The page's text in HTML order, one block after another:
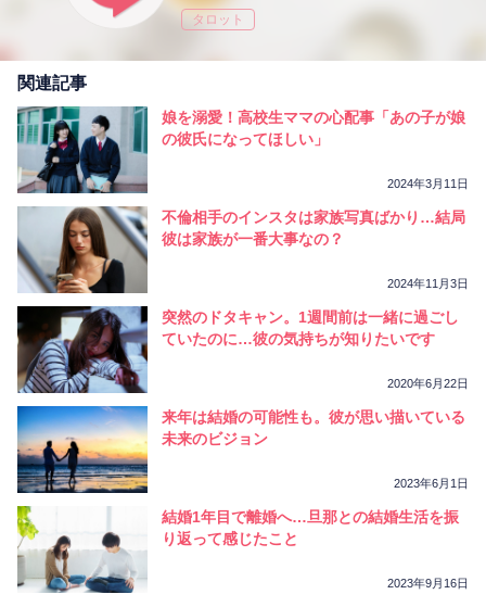
タロット
関連記事
娘を溺愛！高校生ママの心配事「あの子が娘
の彼氏になってほしい」
2024年3月11日
不倫相手のインスタは家族写真ばかり…結局
彼は家族が一番大事なの？
2024年11月3日
突然のドタキャン。1週間前は一緒に過ごし
ていたのに…彼の気持ちが知りたいです
2020年6月22日
来年は結婚の可能性も。彼が思い描いている
未来のビジョン
2023年6月1日
結婚1年目で離婚へ…旦那との結婚生活を振
り返って感じたこと
2023年9月16日